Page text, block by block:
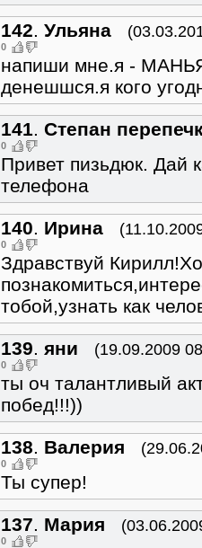
142. Ульяна
0
напиши мне.я -
денешшся.я кого
141. Степан
0
Привет пизьдюк. Дай
телефона
140. Ирина
0
Здравствуй
тобой,узнать как
139. яни (19.09.2009
0
ты оч талантливый
побед!!!))
138. Валерия
0
Ты супер!
137. Мария
0